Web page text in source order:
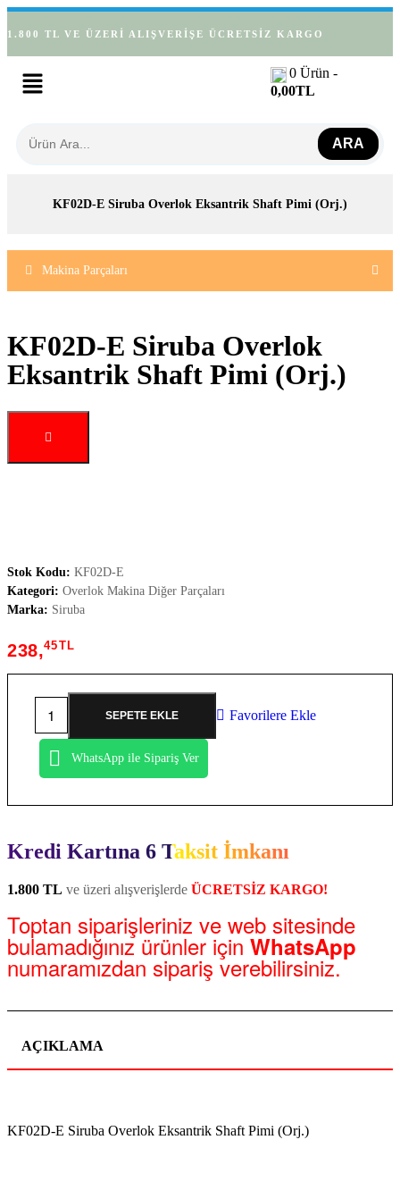
1.800 TL VE ÜZERİ ALIŞVERİŞE ÜCRETSİZ KARGO
0 Ürün -
0,00TL
ARA
KF02D-E Siruba Overlok Eksantrik Shaft Pimi (Orj.)
Makina Parçaları
KF02D-E Siruba Overlok
Eksantrik Shaft Pimi (Orj.)
Stok Kodu: KF02D-E
Kategori: Overlok Makina Diğer Parçaları
Marka: Siruba
238,45TL
SEPETE EKLE Favorilere Ekle
WhatsApp ile Sipariş Ver
Kredi Kartına 6 Taksit İmkanı
1.800 TL ve üzeri alışverişlerde ÜCRETSİZ KARGO!
Toptan siparişleriniz ve web sitesinde
bulamadığınız ürünler için WhatsApp
numaramızdan sipariş verebilirsiniz.
AÇIKLAMA
KF02D-E Siruba Overlok Eksantrik Shaft Pimi (Orj.)